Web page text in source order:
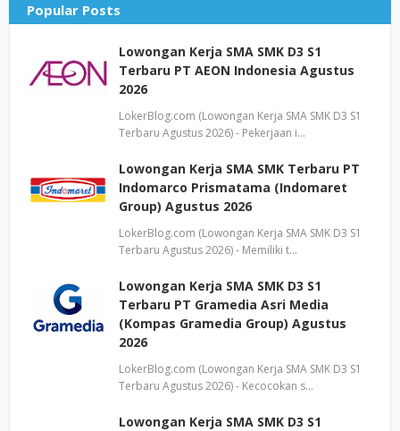
Popular Posts
Lowongan Kerja SMA SMK D3 S1
Terbaru PT AEON Indonesia Agustus
2026
LokerBlog.com (Lowongan Kerja SMA SMK D3 S1
Terbaru Agustus 2026) - Pekerjaan i…
Lowongan Kerja SMA SMK Terbaru PT
Indomarco Prismatama (Indomaret
Group) Agustus 2026
LokerBlog.com (Lowongan Kerja SMA SMK D3 S1
Terbaru Agustus 2026) - Memiliki t…
Lowongan Kerja SMA SMK D3 S1
Terbaru PT Gramedia Asri Media
(Kompas Gramedia Group) Agustus
2026
LokerBlog.com (Lowongan Kerja SMA SMK D3 S1
Terbaru Agustus 2026) - Kecocokan s…
Lowongan Kerja SMA SMK D3 S1